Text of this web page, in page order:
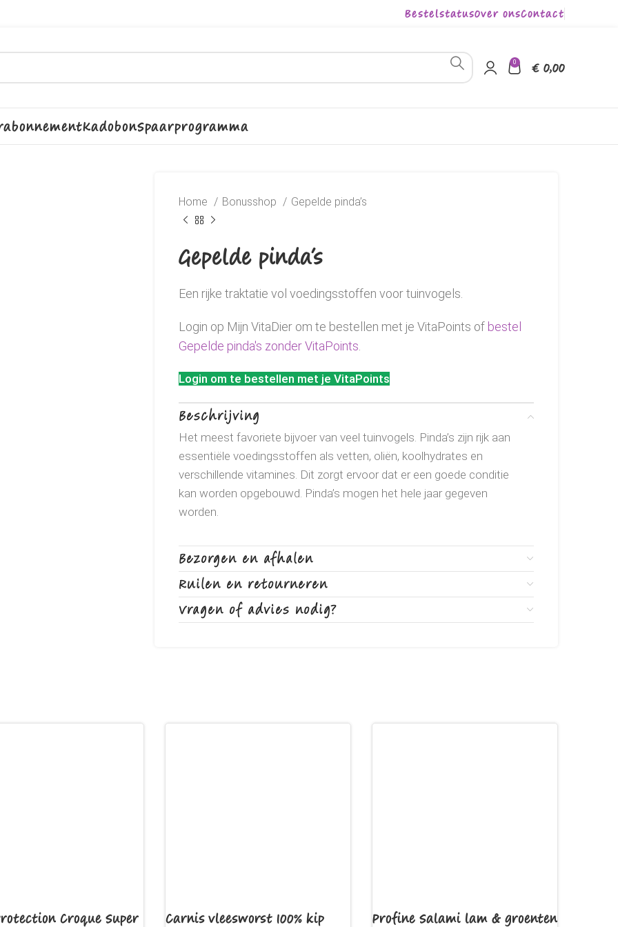
BestelstatusOver onsContact
0 € 0,00
KadobonSpaarprogramma
Home Bonusshop Gepelde pinda’s
Gepelde pinda’s
Een rijke traktatie vol voedingsstoffen voor tuinvogels.
Login op Mijn VitaDier om te bestellen met je VitaPoints of bestel
Gepelde pinda's zonder VitaPoints
Login om te bestellen met je VitaPoints
Beschrijving
Het meest favoriete bijvoer van veel tuinvogels. Pinda’s zijn rijk aan
essentiële voedingsstoffen als vetten, oliën, koolhydrates en
verschillende vitamines. Dit zorgt ervoor dat er een goede conditie
kan worden opgebouwd. Pinda’s mogen het hele jaar gegeven
worden.
Bezorgen en afhalen
Ruilen en retourneren
Vragen of advies nodig?
Croque Super Carnis vleesworst 100% kip Profine Salami lam & groenten